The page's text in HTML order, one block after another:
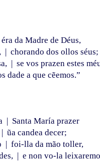
éra da Madre de Déus,
| chorando dos ollos séus;
| se vos prazen estes
dade a que cẽemos.”
| Santa María prazer
| ũa candea decer;
| foi-lla da mão toller,
| e non vo-la